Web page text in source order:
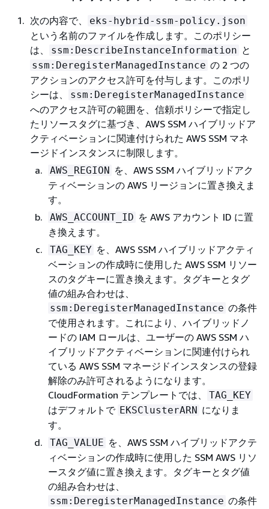
次の内容で、
eks-hybrid-ssm-policy.json
という名前のファイルを作成します。このポリシー
は、
ssm:DescribeInstanceInformation と
ssm:DeregisterManagedInstance の 2 つの
アクションのアクセス許可を付与します。このポリ
シーは、
ssm:DeregisterManagedInstance
へのアクセス許可の範囲を、信頼ポリシーで指定し
たリソースタグに基づき、AWS SSM ハイブリッドア
クティベーションに関連付けられた AWS SSM マネ
ージドインスタンスに制限します。
AWS_REGION を、AWS SSM ハイブリッドアク
ティベーションの AWS リージョンに置き換えま
す。
AWS_ACCOUNT_ID を AWS アカウント ID に置
き換えます。
TAG_KEY を、AWS SSM ハイブリッドアクティ
ベーションの作成時に使用した AWS SSM リソー
スのタグキーに置き換えます。タグキーとタグ
値の組み合わせは、
ssm:DeregisterManagedInstance の条件
で使用されます。これにより、ハイブリッドノ
ードの IAM ロールは、ユーザーの AWS SSM ハ
イブリッドアクティベーションに関連付けられ
ている AWS SSM マネージドインスタンスの登録
解除のみ許可されるようになります。
CloudFormation テンプレートでは、
TAG_KEY
はデフォルトで EKSClusterARN になりま
す。
TAG_VALUE を、AWS SSM ハイブリッドアクテ
ィベーションの作成時に使用した SSM AWS リソ
ースタグ値に置き換えます。タグキーとタグ値
の組み合わせは、
ssm:DeregisterManagedInstance の条件